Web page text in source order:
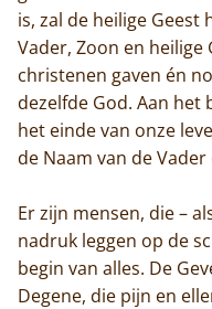
is, zal de heilige Geest
Vader, Zoon en
christenen gaven én
dezelfde God. Aan het
het einde van onze
de Naam van de
Er zijn mensen, die –
nadruk leggen op de
begin van alles. De
Degene, die pijn en